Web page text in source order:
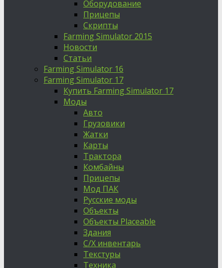
Оборудование
Прицепы
Скрипты
Farming Simulator 2015
Новости
Статьи
Farming Simulator 16
Farming Simulator 17
Купить Farming Simulator 17
Моды
Авто
Грузовики
Жатки
Карты
Трактора
Комбайны
Прицепы
Мод ПАК
Русские моды
Объекты
Объекты Placeable
Здания
С/Х инвентарь
Текстуры
Техника